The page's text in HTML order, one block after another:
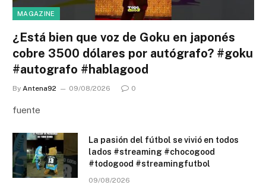
MAGAZINE
¿Está bien que voz de Goku en japonés
cobre 3500 dólares por autógrafo? #goku
#autografo #hablagood
By Antena92 09/08/2026 0
fuente
La pasión del fútbol se vivió en todos
lados #streaming #chocogood
#todogood #streamingfutbol
09/08/2026